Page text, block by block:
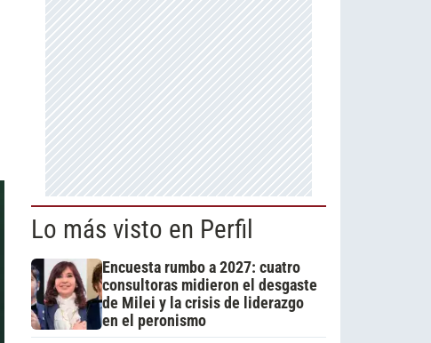
Lo más visto en Perfil
Encuesta rumbo a 2027: cuatro
consultoras midieron el desgaste
de Milei y la crisis de liderazgo
en el peronismo